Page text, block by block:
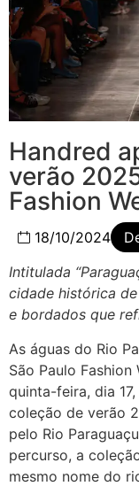
Handred
verão
Fashion
18/10/2024
Intitulada
cidade histórica
e bordados que
As águas do Rio
São Paulo Fashion
quinta-feira, dia
coleção de verão
pelo Rio
percurso, a
mesmo nome do